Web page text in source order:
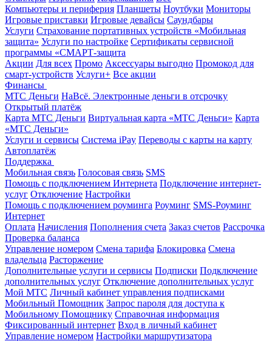
Компьютеры и периферия Планшеты Ноутбуки Мониторы
Игровые приставки Игровые девайсы Саундбары
Услуги Страхование портативных устройств «Мобильная
защита» Услуги по настройке Сертификаты сервисной
программы «СМАРТ-защита
Акции Для всех Промо Аксессуары выгодно Промокод для
смарт-устройств Услуги+ Все акции
Финансы
МТС Деньги НаВсё. Электронные деньги в отсрочку
Открытый платёж
Карта МТС Деньги Виртуальная карта «МТС Деньги» Карта
«МТС Деньги»
Услуги и сервисы Система iPay Переводы с карты на карту
Автоплатёж
Поддержка
Мобильная связь Голосовая связь SMS
Помощь с подключением Интернета Подключение интернет-
услуг Отключение Настройки
Помощь с подключением роуминга Роуминг SMS-Роуминг
Интернет
Оплата Начисления Пополнения счета Заказ счетов Рассрочка
Проверка баланса
Управление номером Смена тарифа Блокировка Смена
владельца Расторжение
Дополнительные услуги и сервисы Подписки Подключение
дополнительных услуг Отключение дополнительных услуг
Мой МТС Личный кабинет управления подписками
Мобильный Помощник Запрос пароля для доступа к
Мобильному Помощнику Справочная информация
Фиксированный интернет Вход в личный кабинет
Управление номером Настройки маршрутизатора